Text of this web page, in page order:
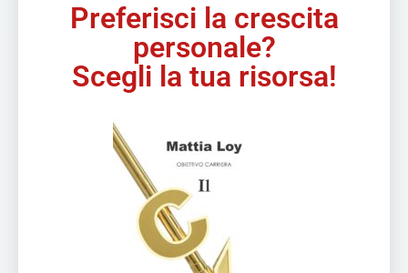
Preferisci la crescita
personale?
Scegli la tua risorsa!